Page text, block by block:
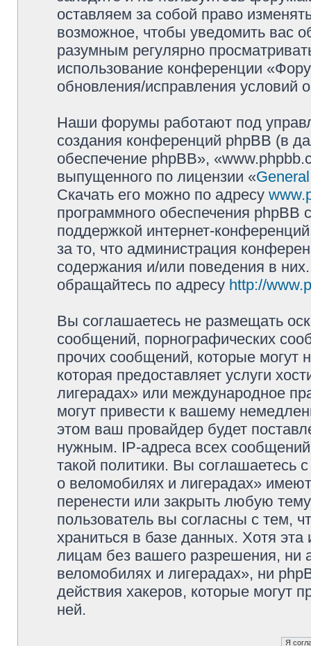
оставляем за собой право
возможное, чтобы уведомить вас
разумным регулярно
использование конференции
обновления/исправления условий
Наши форумы работают под
создания конференций phpBB (в
обеспечение phpBB»,
выпущенного по лицензии «
Скачать его можно по адресу
программного обеспечения phpBB
поддержкой интернет-
за то, что администрация
содержания и/или поведения в
обращайтесь по адресу http://
Вы соглашаетесь не размещать
сообщений, порнографических
прочих сообщений, которые могут
которая предоставляет услуги
лигерадах» или международное
могут привести к вашему
этом ваш провайдер будет
нужным. IP-адреса всех
такой политики. Вы
о веломобилях и лигерадах»
перенести или закрыть любую
пользователь вы согласны с тем,
храниться в базе данных. Хотя
лицам без вашего разрешения, ни
веломобилях и лигерадах», ни
действия хакеров, которые могут
ней.